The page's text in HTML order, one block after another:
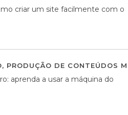
criar um site facilmente com o
, PRODUÇÃO DE CONTEÚDOS
aprenda a usar a máquina do